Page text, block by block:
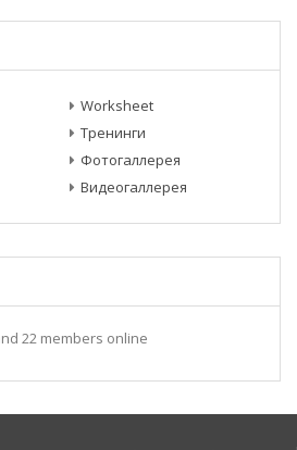
Worksheet
Тренинги
Фотогаллерея
Видеогаллерея
22 members online